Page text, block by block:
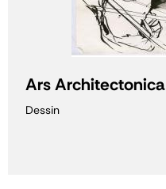
Ars Architectonica
Dessin